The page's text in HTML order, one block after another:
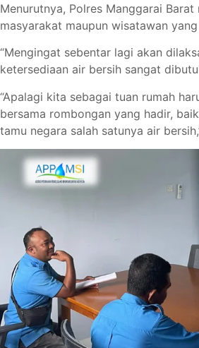
Menurutnya, Polres Manggarai
masyarakat maupun wisatawan
“Mengingat sebentar lagi akan
ketersediaan air bersih sangat
“Apalagi kita sebagai tuan rumah
bersama rombongan yang hadir,
tamu negara salah satunya air